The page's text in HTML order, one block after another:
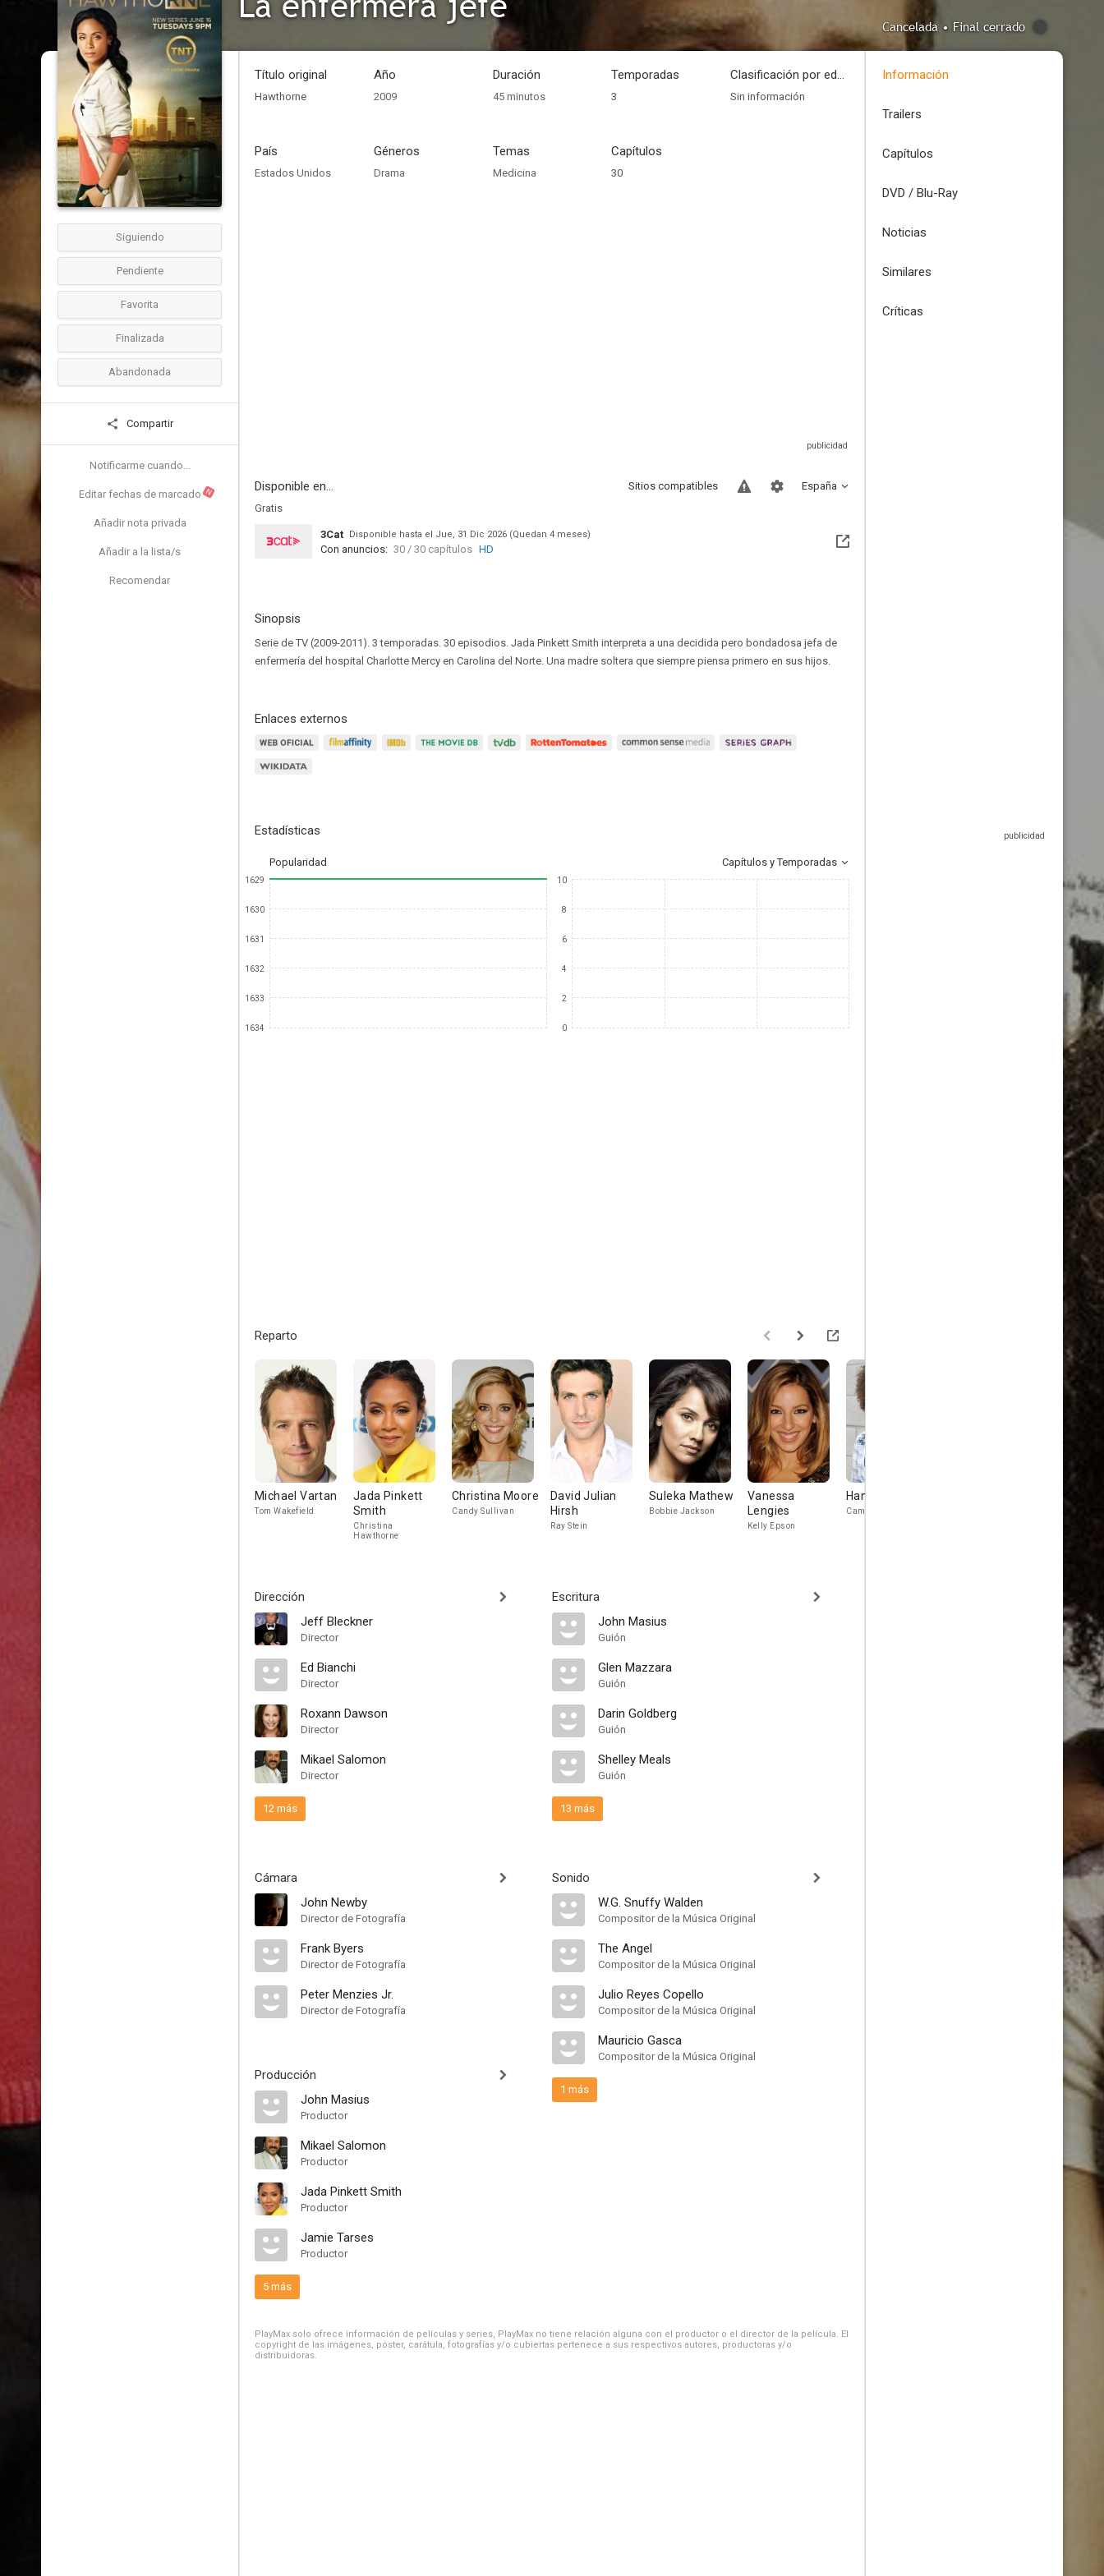
Cancelada • Final cerrado
Siguiendo
Pendiente
Favorita
Finalizada
Abandonada
Compartir
Notificarme cuando...
Editar fechas de marcado N
Añadir nota privada
Añadir a la lista/s
Recomendar
Título original
Hawthorne
Año
2009
Duración
45 minutos
Temporadas
3
Clasificación por edades
Sin información
País
Estados Unidos
Géneros
Drama
Temas
Medicina
Capítulos
30
Disponible en... España
Sitios compatibles
Gratis
3Cat Disponible hasta el Jue, 31 Dic 2026 (Quedan 4 meses)
Con anuncios: 30 / 30 capítulos HD
Sinopsis
Serie de TV (2009-2011). 3 temporadas. 30 episodios. Jada Pinkett Smith interpreta a una decidida pero bondadosa jefa de
enfermería del hospital Charlotte Mercy en Carolina del Norte. Una madre soltera que siempre piensa primero en sus hijos.
Enlaces externos
Estadísticas
Popularidad Capítulos y Temporadas
1629
1630
1631
1632
1633
1634
10
8
6
4
2
0
Reparto
Michael Vartan
Tom Wakefield
Jada Pinkett
Smith
Christina
Hawthorne
Christina Moore
Candy Sullivan
David Julian
Hirsh
Ray Stein
Suleka Mathew
Bobbie Jackson
Vanessa
Lengies
Kelly Epson
Hannah Hodson
Camille Hawthorne
Dirección
Jeff Bleckner
Director
Ed Bianchi
Director
Roxann Dawson
Director
Mikael Salomon
Director
12 más
Cámara
John Newby
Director de Fotografía
Frank Byers
Director de Fotografía
Peter Menzies Jr.
Director de Fotografía
Producción
John Masius
Productor
Mikael Salomon
Productor
Jada Pinkett Smith
Productor
Jamie Tarses
Productor
5 más
Escritura
John Masius
Guión
Glen Mazzara
Guión
Darin Goldberg
Guión
Shelley Meals
Guión
13 más
Sonido
W.G. Snuffy Walden
Compositor de la Música Original
The Angel
Compositor de la Música Original
Julio Reyes Copello
Compositor de la Música Original
Mauricio Gasca
Compositor de la Música Original
1 más
PlayMax solo ofrece información de películas y series, PlayMax no tiene relación alguna con el productor o el director de la película. El
copyright de las imágenes, póster, carátula, fotografías y/o cubiertas pertenece a sus respectivos autores, productoras y/o
distribuidoras.
Información
Trailers
Capítulos
DVD / Blu-Ray
Noticias
Similares
Críticas